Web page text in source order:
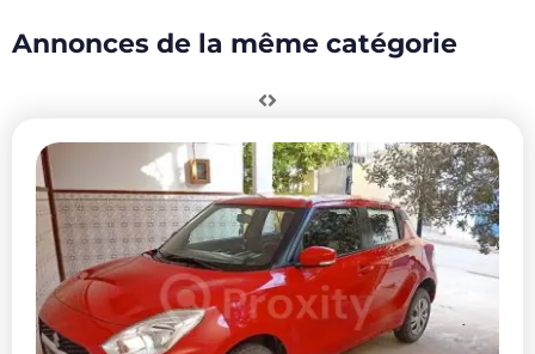
Annonces de la même catégorie